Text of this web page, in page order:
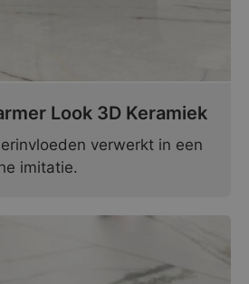
Look 3D Keramiek
verwerkt in een
imitatie.